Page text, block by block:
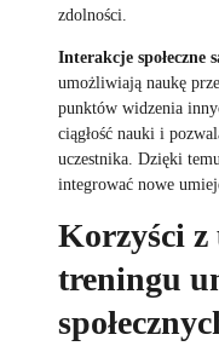
zdolności.
Interakcje społeczne
umożliwiają naukę
punktów widzenia
ciągłość nauki i
uczestnika. Dzięki
integrować nowe
Korzyści z
treningu